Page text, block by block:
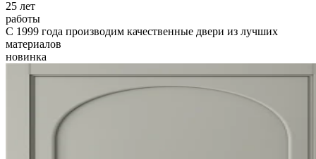
25 лет
работы
С 1999 года производим качественные двери из лучших
материалов
новинка